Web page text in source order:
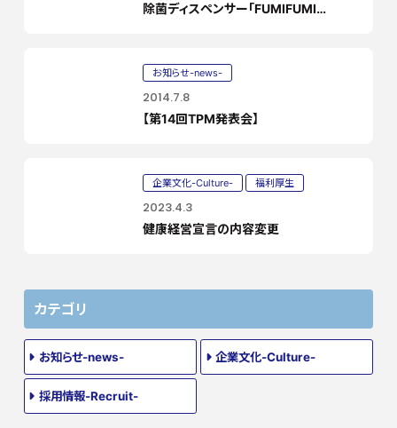
除菌ディスペンサー「FUMIFUMI
お知らせ-news-
2014.7.8
【第14回TPM発表会】
企業文化-Culture- 福利厚生
2023.4.3
健康経営宣言の内容変更
カテゴリ
お知らせ-news- 企業文化-Culture-
採用情報-Recruit-